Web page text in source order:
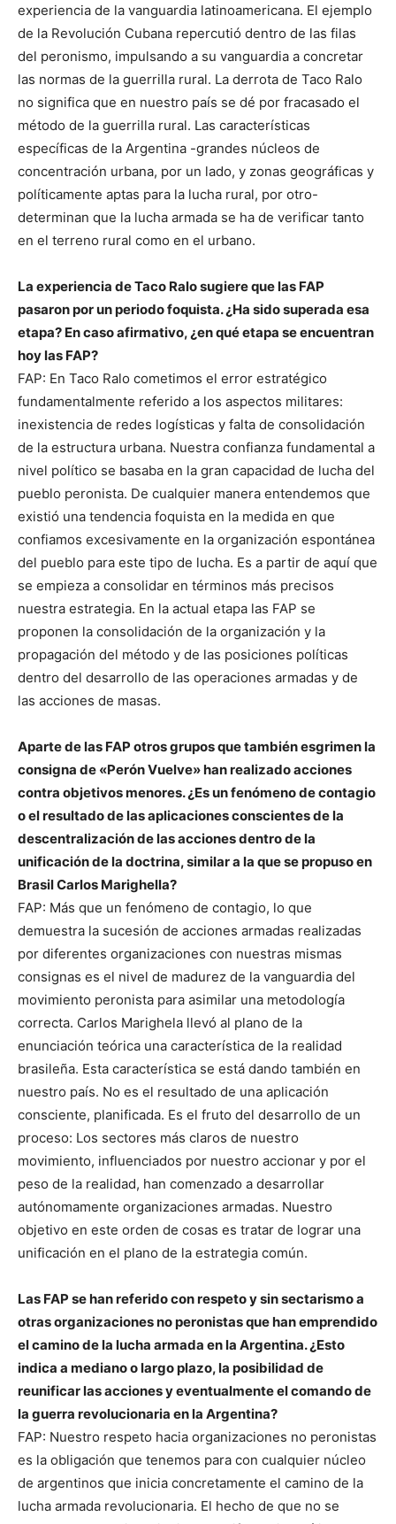
experiencia de la vanguardia latinoamericana. El ejemplo
de la Revolución Cubana repercutió dentro de las filas
del peronismo, impulsando a su vanguardia a concretar
las normas de la guerrilla rural. La derrota de Taco Ralo
no significa que en nuestro país se dé por fracasado el
método de la guerrilla rural. Las características
específicas de la Argentina -grandes núcleos de
concentración urbana, por un lado, y zonas geográficas y
políticamente aptas para la lucha rural, por otro-
determinan que la lucha armada se ha de verificar tanto
en el terreno rural como en el urbano.
La experiencia de Taco Ralo sugiere que las FAP
pasaron por un periodo foquista. ¿Ha sido superada esa
etapa? En caso afirmativo, ¿en qué etapa se encuentran
hoy las FAP?
FAP: En Taco Ralo cometimos el error estratégico
fundamentalmente referido a los aspectos militares:
inexistencia de redes logísticas y falta de consolidación
de la estructura urbana. Nuestra confianza fundamental a
nivel político se basaba en la gran capacidad de lucha del
pueblo peronista. De cualquier manera entendemos que
existió una tendencia foquista en la medida en que
confiamos excesivamente en la organización espontánea
del pueblo para este tipo de lucha. Es a partir de aquí que
se empieza a consolidar en términos más precisos
nuestra estrategia. En la actual etapa las FAP se
proponen la consolidación de la organización y la
propagación del método y de las posiciones políticas
dentro del desarrollo de las operaciones armadas y de
las acciones de masas.
Aparte de las FAP otros grupos que también esgrimen la
consigna de «Perón Vuelve» han realizado acciones
contra objetivos menores. ¿Es un fenómeno de contagio
o el resultado de las aplicaciones conscientes de la
descentralización de las acciones dentro de la
unificación de la doctrina, similar a la que se propuso en
Brasil Carlos Marighella?
FAP: Más que un fenómeno de contagio, lo que
demuestra la sucesión de acciones armadas realizadas
por diferentes organizaciones con nuestras mismas
consignas es el nivel de madurez de la vanguardia del
movimiento peronista para asimilar una metodología
correcta. Carlos Marighela llevó al plano de la
enunciación teórica una característica de la realidad
brasileña. Esta característica se está dando también en
nuestro país. No es el resultado de una aplicación
consciente, planificada. Es el fruto del desarrollo de un
proceso: Los sectores más claros de nuestro
movimiento, influenciados por nuestro accionar y por el
peso de la realidad, han comenzado a desarrollar
autónomamente organizaciones armadas. Nuestro
objetivo en este orden de cosas es tratar de lograr una
unificación en el plano de la estrategia común.
Las FAP se han referido con respeto y sin sectarismo a
otras organizaciones no peronistas que han emprendido
el camino de la lucha armada en la Argentina. ¿Esto
indica a mediano o largo plazo, la posibilidad de
reunificar las acciones y eventualmente el comando de
la guerra revolucionaria en la Argentina?
FAP: Nuestro respeto hacia organizaciones no peronistas
es la obligación que tenemos para con cualquier núcleo
de argentinos que inicia concretamente el camino de la
lucha armada revolucionaria. El hecho de que no se